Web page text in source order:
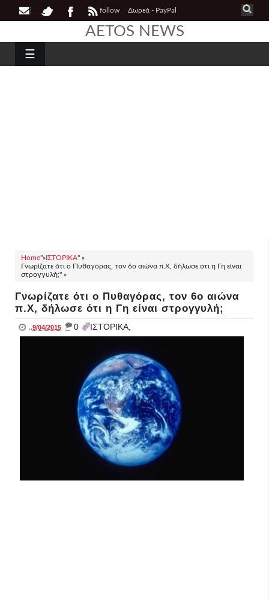
follow Δωρεά - PayPal
AETOS NEWS
☰
Home"»ΙΣΤΟΡΙΚΑ" »
Γνωρίζατε ότι ο Πυθαγόρας, τον 6ο αιώνα π.Χ, δήλωσε ότι η Γη είναι
στρογγυλή;" »
Γνωρίζατε ότι ο Πυθαγόρας, τον 6ο αιώνα
π.Χ, δήλωσε ότι η Γη είναι στρογγυλή;
..9/04/2015 _ 0 ΙΣΤΟΡΙΚΑ,